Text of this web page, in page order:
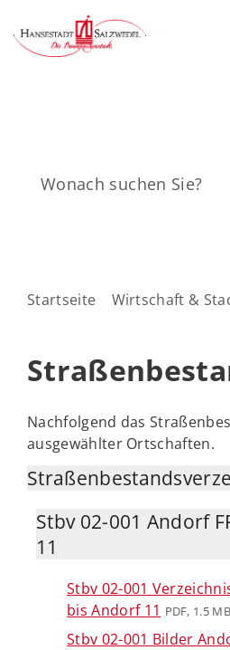
Startseite Wirtschaft &
Nachfolgend das
ausgewählter Ortschaften.
Stbv 02-001 Andorf
11
Stbv 02-001
bis Andorf 11 PDF, 1.5 MB
Stbv 02-001 Bilder